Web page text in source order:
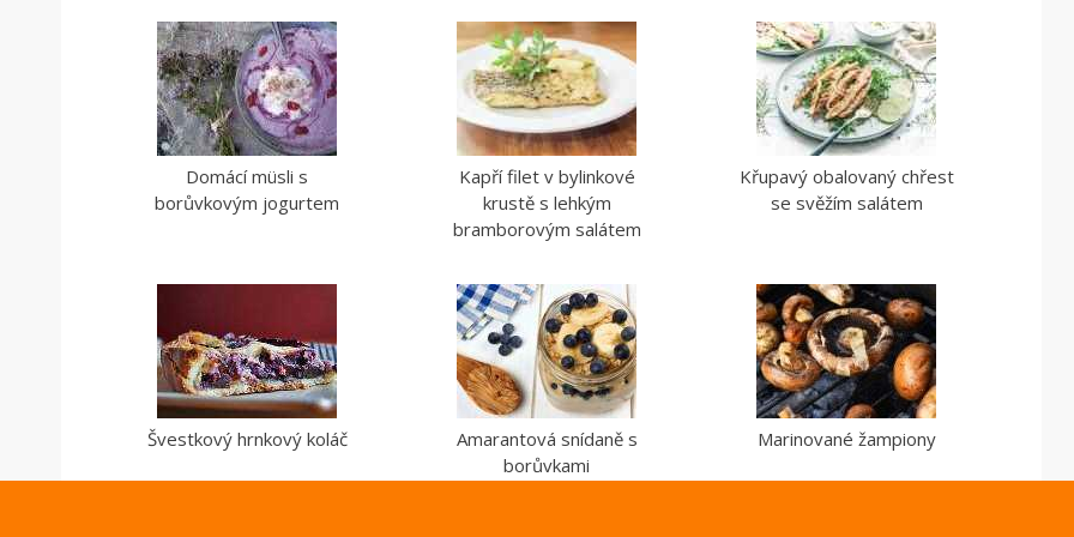
Domácí müsli s
borůvkovým jogurtem
Kapří filet v bylinkové
krustě s lehkým
bramborovým salátem
Křupavý obalovaný chřest
se svěžím salátem
Švestkový hrnkový koláč
Amarantová snídaně s
borůvkami
Marinované žampiony